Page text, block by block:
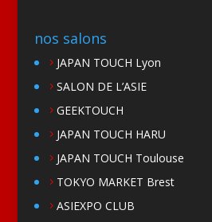
nos salons
JAPAN TOUCH Lyon
SALON DE L’ASIE
GEEKTOUCH
JAPAN TOUCH HARU
JAPAN TOUCH Toulouse
TOKYO MARKET Brest
ASIEXPO CLUB